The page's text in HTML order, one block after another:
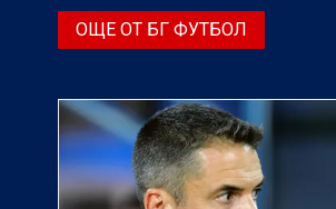
ОЩЕ ОТ БГ ФУТБОЛ